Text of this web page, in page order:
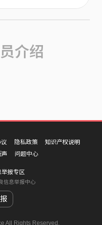
介绍
隐私政策
知识产权说明
声 问题中心
报专区
信息举报中心
All Rights Reserved.